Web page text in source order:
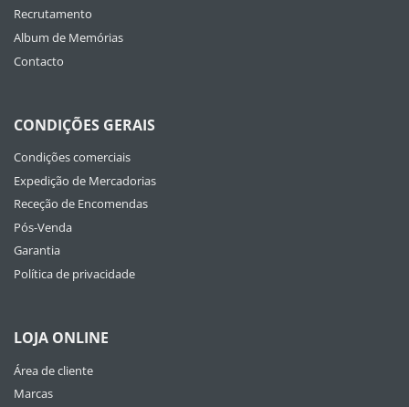
Recrutamento
Album de Memórias
Contacto
CONDIÇÕES GERAIS
Condições comerciais
Expedição de Mercadorias
Receção de Encomendas
Pós-Venda
Garantia
Política de privacidade
LOJA ONLINE
Área de cliente
Marcas